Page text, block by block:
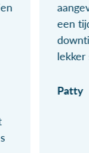
een
lekker
Patty